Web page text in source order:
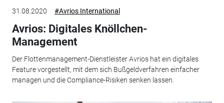
31.08.2020 #Avrios International
Avrios: Digitales Knöllchen-
Management
Der Flottenmanagement-Dienstleister Avrios hat ein digitales
Feature vorgestellt, mit dem sich Bußgeldverfahren einfacher
managen und die Compliance-Risiken senken lassen.